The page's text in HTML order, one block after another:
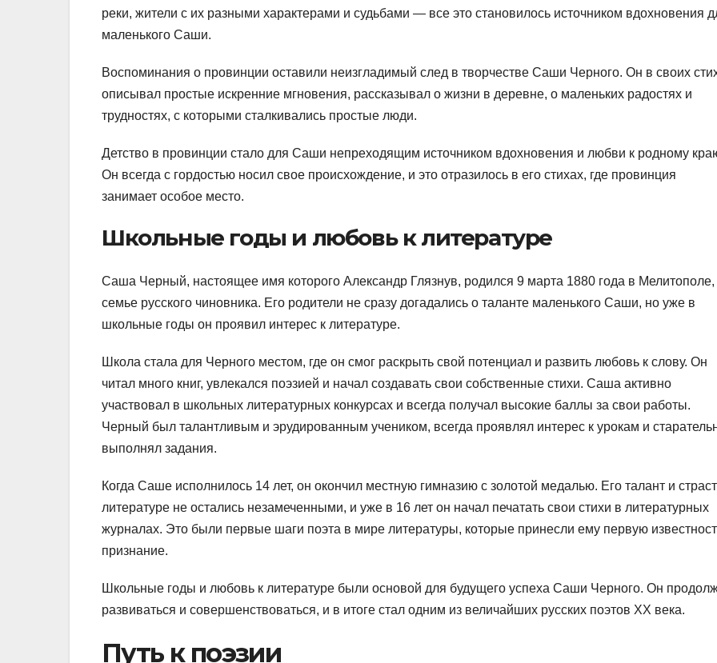
реки, жители с их разными характерами и судьбами — все это становилось источником вдохновения
маленького Саши.
Воспоминания о провинции оставили неизгладимый след в творчестве Саши Черного. Он в своих
описывал простые искренние мгновения, рассказывал о жизни в деревне, о маленьких радостях и
трудностях, с которыми сталкивались простые люди.
Детство в провинции стало для Саши непреходящим источником вдохновения и любви к родному
Он всегда с гордостью носил свое происхождение, и это отразилось в его стихах, где провинция
занимает особое место.
Школьные годы и любовь к литературе
Саша Черный, настоящее имя которого Александр Глязнув, родился 9 марта 1880 года в Мелитополе,
семье русского чиновника. Его родители не сразу догадались о таланте маленького Саши, но уже в
школьные годы он проявил интерес к литературе.
Школа стала для Черного местом, где он смог раскрыть свой потенциал и развить любовь к слову. Он
читал много книг, увлекался поэзией и начал создавать свои собственные стихи. Саша активно
участвовал в школьных литературных конкурсах и всегда получал высокие баллы за свои работы.
Черный был талантливым и эрудированным учеником, всегда проявлял интерес к урокам и
выполнял задания.
Когда Саше исполнилось 14 лет, он окончил местную гимназию с золотой медалью. Его талант и
литературе не остались незамеченными, и уже в 16 лет он начал печатать свои стихи в литературных
журналах. Это были первые шаги поэта в мире литературы, которые принесли ему первую
признание.
Школьные годы и любовь к литературе были основой для будущего успеха Саши Черного. Он
развиваться и совершенствоваться, и в итоге стал одним из величайших русских поэтов XX века.
Путь к поэзии